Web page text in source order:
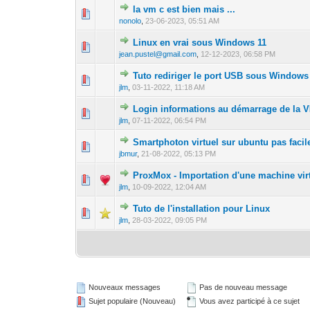
la vm c est bien mais ...
nonolo ,23-06-2023, 05:51 AM
0 Votes - 0 sur 5
Linux en vrai sous Windows 11
jean.pustel@gmail.com 12-12-2023, 06:58 PM
0 Votes - 0 sur 5
Tuto rediriger le port USB sous Windows
jlm ,03-11-2022, 11:18 AM
0 Votes - 0 sur 5123
Login informations au démarrage de la
jlm ,07-11-2022, 06:54 PM
0 Votes - 0 sur 51 2
Smartphoton virtuel sur ubuntu pas
jbmur,21-08-2022, 05:13 PM
0 Votes - 0 sur 512
ProxMox - Importation d'une machine
jlm 10-09-2022, 12:04 AM
0 Votes - 0 sur 512
Tuto de l'installation pour Linux
jlm ,28-03-2022, 09:05 PM
0 Votes - 0 sur 5
Nouveaux messages
Sujet populaire (Nouveau)
Pas de nouveau message
Vous avez participé à ce sujet